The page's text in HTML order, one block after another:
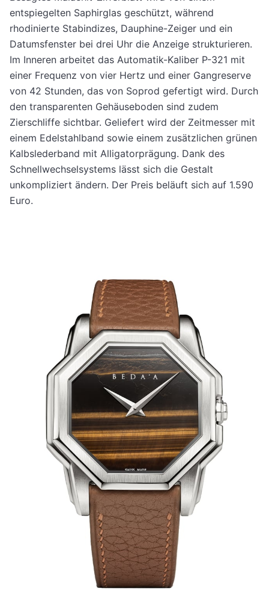
entspiegelten Saphirglas geschützt, während
rhodinierte Stabindizes, Dauphine-Zeiger und ein
Datumsfenster bei drei Uhr die Anzeige strukturieren.
Im Inneren arbeitet das Automatik-Kaliber P-321 mit
einer Frequenz von vier Hertz und einer Gangreserve
von 42 Stunden, das von Soprod gefertigt wird. Durch
den transparenten Gehäuseboden sind zudem
Zierschliffe sichtbar. Geliefert wird der Zeitmesser mit
einem Edelstahlband sowie einem zusätzlichen grünen
Kalbslederband mit Alligatorprägung. Dank des
Schnellwechselsystems lässt sich die Gestalt
unkompliziert ändern. Der Preis beläuft sich auf 1.590
Euro.